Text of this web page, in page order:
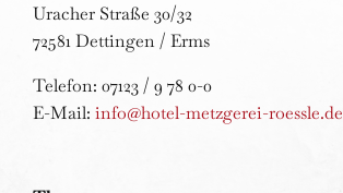
e
:
Uracher Straße 30/32
72581 Dettingen / Erms
Telefon: 07123 / 9 78 0-0
E-Mail: info@hotel-metzgerei-roessle.de